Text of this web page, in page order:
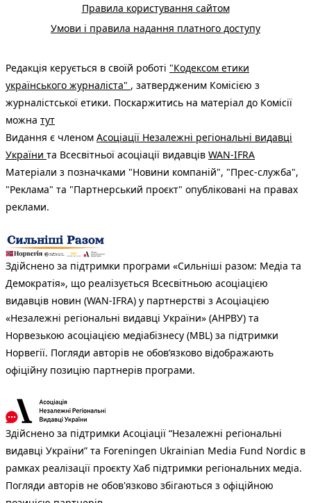
Правила користування сайтом
Умови і правила надання платного доступу
Редакція керується в своїй роботі "Кодексом етики
українського журналіста" , затвердженим Комісією з
журналістської етики. Поскаржитись на матеріал до Комісії
можна тут
Видання є членом Асоціації Незалежні регіональні видавці
України та Всесвітньої асоціації видавців WAN-IFRA
Матеріали з позначками "Новини компаній", "Прес-служба",
"Реклама" та "Партнерський проєкт" опубліковані на правах
реклами.
Здійснено за підтримки програми «Сильніші разом: Медіа та
Демократія», що реалізується Всесвітньою асоціацією
видавців новин (WAN-IFRA) у партнерстві з Асоціацією
«Незалежні регіональні видавці України» (АНРВУ) та
Норвезькою асоціацією медіабізнесу (MBL) за підтримки
Норвегії. Погляди авторів не обов’язково відображають
офіційну позицію партнерів програми.
Здійснено за підтримки Асоціації “Незалежні регіональні
видавці України” та Foreningen Ukrainian Media Fund Nordic в
рамках реалізації проєкту Хаб підтримки регіональних медіа.
Погляди авторів не обов'язково збігаються з офіційною